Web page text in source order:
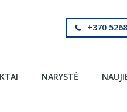
+370
NARYSTĖ